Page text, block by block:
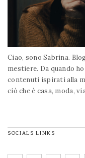
Ciao, sono Sabrina.
mestiere. Da quando
contenuti ispirati alla
ciò che è casa, moda,
SOCIALS LINKS